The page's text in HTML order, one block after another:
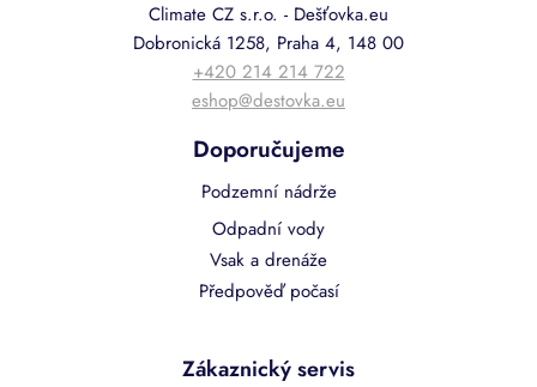
Climate CZ s.r.o. - Dešťovka.eu
Dobronická 1258, Praha 4, 148 00
+420 214 214 722
eshop@destovka.eu
Doporučujeme
Podzemní nádrže
Odpadní vody
Vsak a drenáže
Předpověď počasí
Zákaznický servis